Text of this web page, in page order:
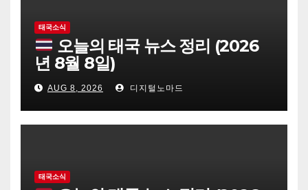
태국소식
오늘의 태국 뉴스 정리 (2026
년 8월 8일)
AUG 8, 2026 디지털노마드
태국소식